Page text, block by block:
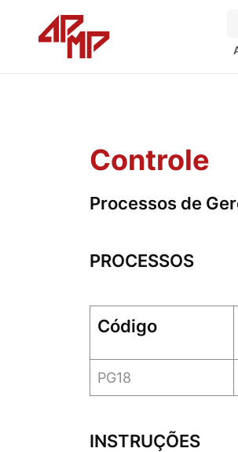
Controle
Processos de
PROCESSOS
Código
PG18
INSTRUÇÕES